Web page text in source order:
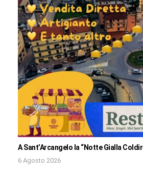
A Sant’Arcangelo la “Notte Gialla
6 Agosto 2026